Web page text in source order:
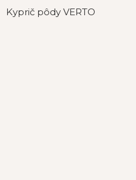
Kyprič pôdy VERTO